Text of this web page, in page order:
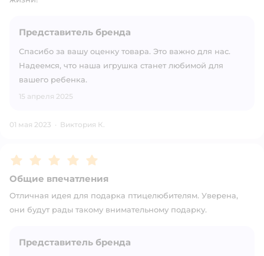
Представитель бренда
Спасибо за вашу оценку товара. Это важно для нас.
Надеемся, что наша игрушка станет любимой для
вашего ребенка.
15 апреля 2025
01 мая 2023 · Виктория К.
Рейтинг:5
Общие впечатления
Отличная идея для подарка птицелюбителям. Уверена,
они будут рады такому внимательному подарку.
Представитель бренда